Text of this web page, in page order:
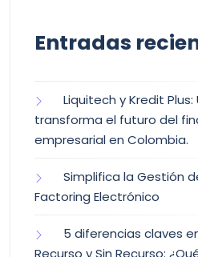
Entradas
Liquitech y Kredit
transforma el futuro del
empresarial en Colombia.
Simplifica la Gestión
Factoring Electrónico
5 diferencias claves
Recurso y Sin Recurso: